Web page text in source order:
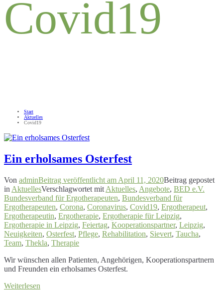
Covid19
Start
Aktuelles
Covid19
Ein erholsames Osterfest
Von adminBeitrag veröffentlicht am April 11, 2020Beitrag gepostet
in AktuellesVerschlagwortet mit Aktuelles, Angebote, BED e.V.
Bundesverband für Ergotherapeuten, Bundesverband für
Ergotherapeuten, Corona, Coronavirus, Covid19, Ergotherapeut,
Ergotherapeutin, Ergotherapie, Ergotherapie für Leipzig,
Ergotherapie in Leipzig, Feiertag, Kooperationspartner, Leipzig,
Neuigkeiten, Osterfest, Pflege, Rehabilitation, Sievert, Taucha,
Team, Thekla, Therapie
Wir wünschen allen Patienten, Angehörigen, Kooperationspartnern
und Freunden ein erholsames Osterfest.
Weiterlesen